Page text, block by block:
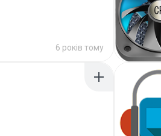
6 років тому